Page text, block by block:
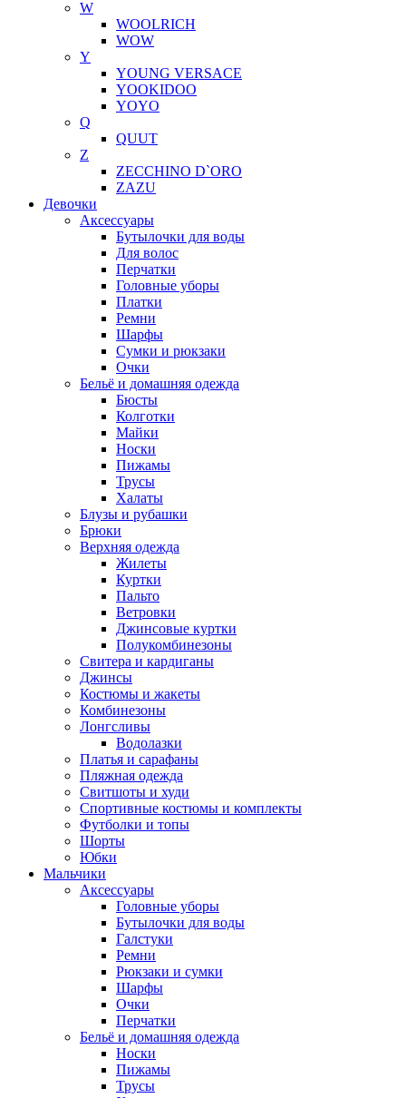
W
WOOLRICH
WOW
Y
YOUNG VERSACE
YOOKIDOO
YOYO
Q
QUUT
Z
ZECCHINO D`ORO
ZAZU
Девочки
Аксессуары
Бутылочки для воды
Для волос
Перчатки
Головные уборы
Платки
Ремни
Шарфы
Сумки и рюкзаки
Очки
Бельё и домашняя одежда
Бюсты
Колготки
Майки
Носки
Пижамы
Трусы
Халаты
Блузы и рубашки
Брюки
Верхняя одежда
Жилеты
Куртки
Пальто
Ветровки
Джинсовые куртки
Полукомбинезоны
Свитера и кардиганы
Джинсы
Костюмы и жакеты
Комбинезоны
Лонгсливы
Водолазки
Платья и сарафаны
Пляжная одежда
Свитшоты и худи
Спортивные костюмы и комплекты
Футболки и топы
Шорты
Юбки
Мальчики
Аксессуары
Головные уборы
Бутылочки для воды
Галстуки
Ремни
Рюкзаки и сумки
Шарфы
Очки
Перчатки
Бельё и домашняя одежда
Носки
Пижамы
Трусы